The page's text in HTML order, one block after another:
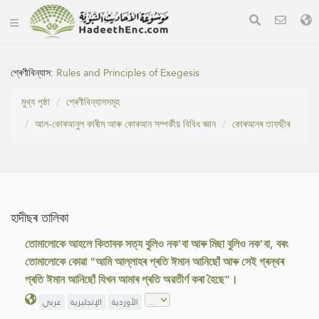
শ্ৰেণীবিন্যাস: Rules and Principles of Exegesis
মুখ্য পৃষ্ঠা
শ্ৰেণীবিন্যাসসমূহ
আল-কোৰআনুল কাৰীম আৰু কোৰআন সম্পৰ্কীয় বিবিধ জ্ঞান
কোৰআনৰ তাফছীৰ
হাদীছৰ তালিকা
তোমালোকে আহলে কিতাবক সত্য বুলিও নক'বা আৰু মিছা বুলিও নক'বা, বৰং
তোমালোকে কোৱা "আমি আল্লাহৰ প্ৰতি ঈমান আনিছোঁ আৰু সেই গ্ৰন্থৰ
প্ৰতি ঈমান আনিছোঁ যিখন আমাৰ প্ৰতি অৱতীৰ্ণ কৰা হৈছে"।
عربي الإنجليزية الأوردية